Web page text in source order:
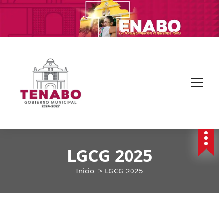
Saltar
LGCG 2025
Inicio > LGCG 2025